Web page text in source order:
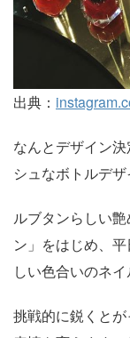
出典：
なんとデザイン
シュなボトルデ
ルブタンらしい
ン」をはじめ、
しい色合いのネ
挑戦的に鋭くと